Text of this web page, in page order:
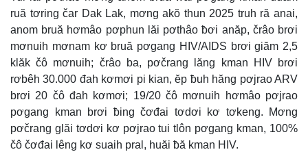
ruă tơring čar Dak Lak, mơng akŏ thun 2025 truh ră anai,
anom bruă hơmâo pơphun lăi pơthâo ƀơi anăp, črâo brơi
mơnuih mơnam kơ bruă pơgang HIV/AIDS brơi giăm 2,5
klăk čô mơnuih; črâo ba, pơčrang lăng kman HIV brơi
rơbêh 30.000 đah kơmơi pi kian, ĕp ƀuh hăng pơjrao ARV
brơi 20 čô đah kơmơi; 19/20 čô mơnuih hơmâo pơjrao
pơgang kman brơi ƀing čơđai tơdơi kơ tơkeng. Mơng
pơčrang glăi tơdơi kơ pơjrao tui tlôn pơgang kman, 100%
čô čơđai lêng kơ suaih pral, huăi ƀă kman HIV.